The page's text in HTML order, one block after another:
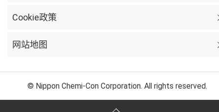
Cookie政策
网站地图
© Nippon Chemi-Con Corporation. All rights reserved.